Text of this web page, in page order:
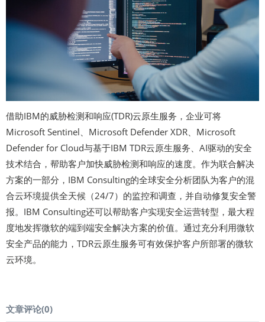
借助IBM的威胁检测和响应(TDR)云原生服务，企业可将
Microsoft Sentinel、Microsoft Defender XDR、Microsoft
Defender for Cloud与基于IBM TDR云原生服务、AI驱动的安全
技术结合，帮助客户加快威胁检测和响应的速度。作为联合解决
方案的一部分，IBM Consulting的全球安全分析团队为客户的混
合云环境提供全天候（24/7）的监控和调查，并自动修复安全警
报。IBM Consulting还可以帮助客户实现安全运营转型，最大程
度地发挥微软的端到端安全解决方案的价值。通过充分利用微软
安全产品的能力，TDR云原生服务可有效保护客户所部署的微软
云环境。
文章评论(0)